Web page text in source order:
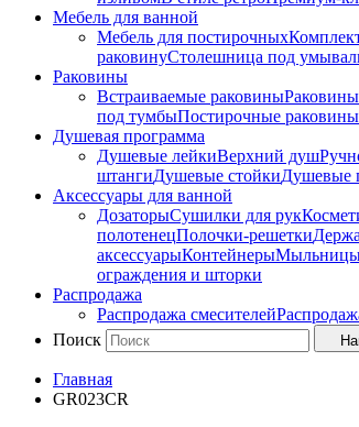
Мебель для ванной
Мебель для постирочных
раковинуСтолешница под
Раковины
Встраиваемые раковины
под тумбыПостирочные раковины
Душевая программа
Душевые лейкиВерхний душ
штангиДушевые стойкиДушевые
Аксессуары для ванной
ДозаторыСушилки для рук
полотенецПолочки-решетки
аксессуарыКонтейнеры
ограждения и шторки
Распродажа
Распродажа смесителей
Поиск
Главная
GR023CR